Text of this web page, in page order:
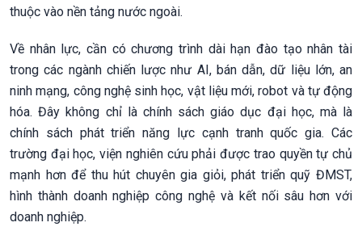
thuộc vào nền tảng nước ngoài.
Về nhân lực, cần có chương trình dài hạn đào tạo nhân tài
trong các ngành chiến lược như AI, bán dẫn, dữ liệu lớn, an
ninh mạng, công nghệ sinh học, vật liệu mới, robot và tự động
hóa. Đây không chỉ là chính sách giáo dục đại học, mà là
chính sách phát triển năng lực cạnh tranh quốc gia. Các
trường đại học, viện nghiên cứu phải được trao quyền tự chủ
mạnh hơn để thu hút chuyên gia giỏi, phát triển quỹ ĐMST,
hình thành doanh nghiệp công nghệ và kết nối sâu hơn với
doanh nghiệp.